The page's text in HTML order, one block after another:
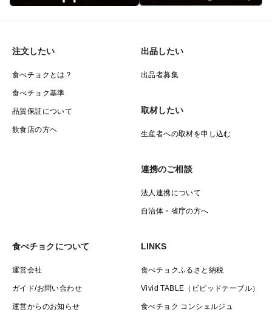
※発送日から２日以内にお受け取りになれないお客様
＜発送時期について＞
※お届け日の指定はお受けできません。
2個以上の複数個ご購入をご希望の場合は、専用ページ
をおつくりします。
通常60サイズでの発送になりますが、2個以上の複数個
注文したい
食べチョクとは？
食べチョク基準
品質保証について
飲食店の方へ
出品したい
出品者募集
取材したい
生産者への取材を申し込む
連携のご相談
法人連携について
自治体・省庁の方へ
食べチョクについて
運営会社
ガイド/お問い合わせ
運営からのお知らせ
LINKS
食べチョクふるさと納税
Vivid TABLE（ビビッドテーブル）
食べチョク コンシェルジュ